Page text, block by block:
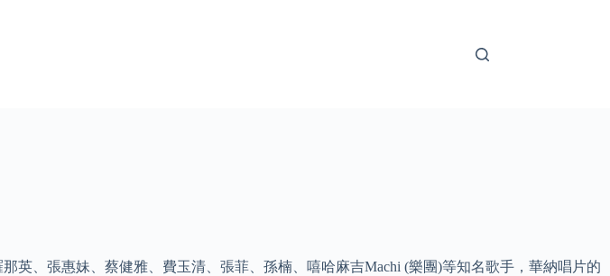
英、張惠妹、蔡健雅、費玉清、張菲、孫楠、嘻哈麻吉Machi (樂團)等知名歌手，華納唱片的